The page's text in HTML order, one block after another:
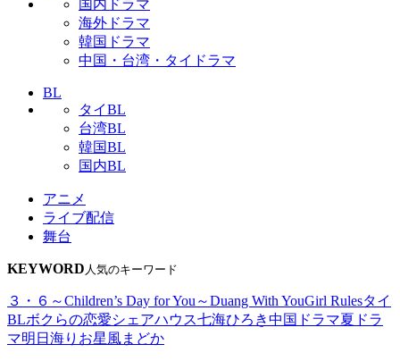
国内ドラマ
海外ドラマ
韓国ドラマ
中国・台湾・タイドラマ
BL
タイBL
台湾BL
韓国BL
国内BL
アニメ
ライブ配信
舞台
KEYWORD 人気のキーワード
３・６～Children’s Day for You～Duang With YouGirl Rulesタイ
BLボクらの恋愛シェアハウス七海ひろき中国ドラマ夏ドラ
マ明日海りお星風まどか